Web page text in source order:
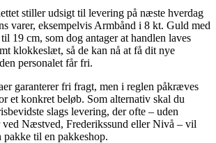
stiller udsigt til levering på næste hverdag
varer, eksempelvis Armbånd i 8 kt. Guld med
19 cm, som dog antager at handlen laves
klokkeslæt, så de kan nå at få dit nye
personalet får fri.
garanterer fri fragt, men i reglen påkræves
et konkret beløb. Som alternativ skal du
slags levering, der ofte – uden
Næstved, Frederikssund eller Nivå – vil
til en pakkeshop.